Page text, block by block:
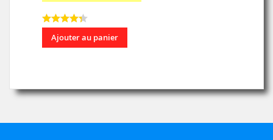
Ajouter au panier